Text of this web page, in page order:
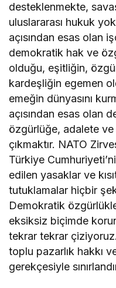
desteklenmekte,
uluslararası hukuk
açısından esas olan
demokratik hak ve
olduğu, eşitliğin,
kardeşliğin egemen
emeğin dünyasını
açısından esas olan
özgürlüğe, adalete
çıkmaktır. NATO
Türkiye
edilen yasaklar ve
tutuklamalar hiçbir
Demokratik
eksiksiz biçimde
tekrar tekrar
toplu pazarlık hakkı
gerekçesiyle